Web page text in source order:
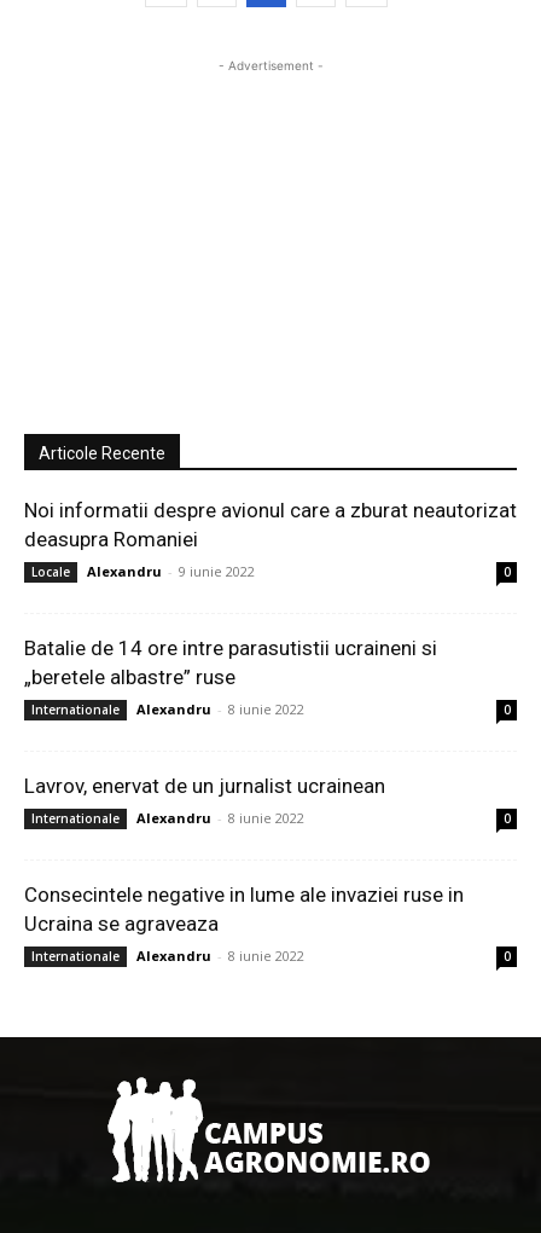
- Advertisement -
Articole Recente
Noi informatii despre avionul care a zburat neautorizat
deasupra Romaniei
Locale Alexandru - 9 iunie 2022 0
Batalie de 14 ore intre parasutistii ucraineni si
„beretele albastre” ruse
Internationale Alexandru - 8 iunie 2022 0
Lavrov, enervat de un jurnalist ucrainean
Internationale Alexandru - 8 iunie 2022 0
Consecintele negative in lume ale invaziei ruse in
Ucraina se agraveaza
Internationale Alexandru - 8 iunie 2022 0